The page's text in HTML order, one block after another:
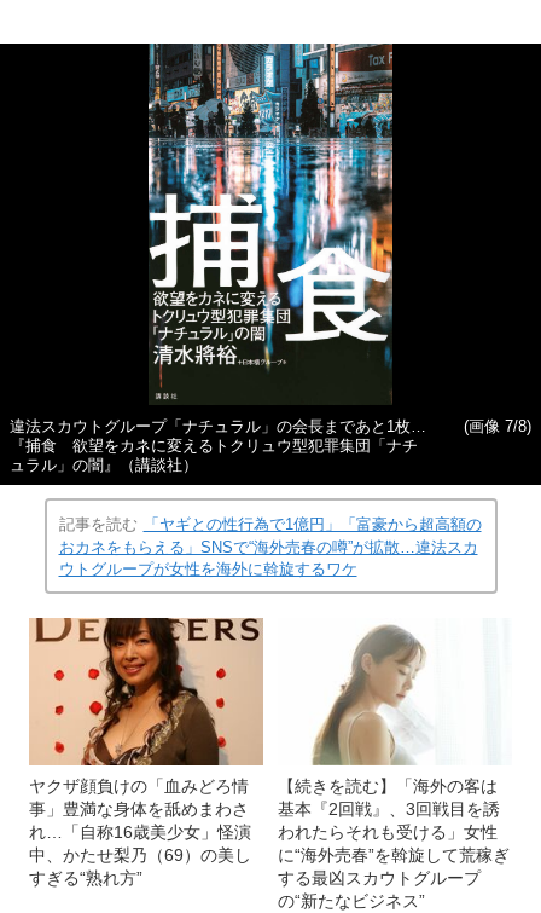
違法スカウトグループ「ナチュラル」の会長まであと1枚…
『捕食 欲望をカネに変えるトクリュウ型犯罪集団「ナチ
ュラル」の闇』（講談社）
(画像 7/8)
記事を読む
「ヤギとの性行為で1億円」「富豪から超高額の
おカネをもらえる」SNSで“海外売春の噂”が拡散…違法スカ
ウトグループが女性を海外に斡旋するワケ
ヤクザ顔負けの「血みどろ情
事」豊満な身体を舐めまわさ
れ…「自称16歳美少女」怪演
中、かたせ梨乃（69）の美し
すぎる“熟れ方”
【続きを読む】「海外の客は
基本『2回戦』、3回戦目を誘
われたらそれも受ける」女性
に“海外売春”を斡旋して荒稼ぎ
する最凶スカウトグループ
の“新たなビジネス”